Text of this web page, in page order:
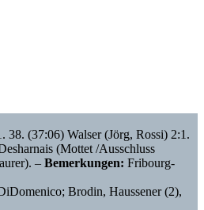
(37:06) Walser (Jörg, Rossi) 2:1.
(Mottet /Ausschluss
– Bemerkungen: Fribourg-
Brodin, Haussener (2),